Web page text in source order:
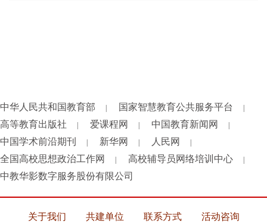
中华人民共和国教育部 | 国家智慧教育公共服务平台 |
高等教育出版社 | 爱课程网 | 中国教育新闻网 |
中国学术前沿期刊 | 新华网 | 人民网 |
全国高校思想政治工作网 | 高校辅导员网络培训中心 |
中教华影数字服务股份有限公司
关于我们 共建单位 联系方式 活动咨询